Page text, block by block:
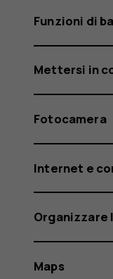
Funzioni di
Mettersi in
Fotocamera
Internet e
Organizzare
Maps